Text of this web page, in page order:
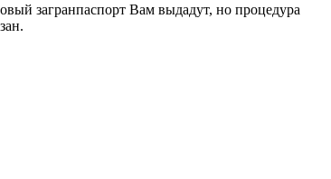
загранпаспорт Вам выдадут, но процедура